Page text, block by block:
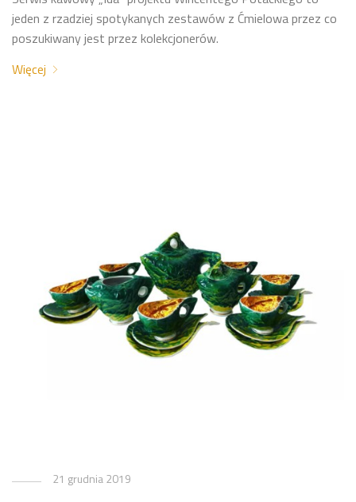
jeden z rzadziej spotykanych zestawów z Ćmielowa przez co
poszukiwany jest przez kolekcjonerów.
Więcej
21 grudnia 2019